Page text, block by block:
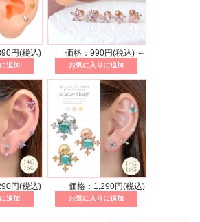
円(税込) 価格：990円(税込) ～
円(税込) 価格：1,290円(税込)